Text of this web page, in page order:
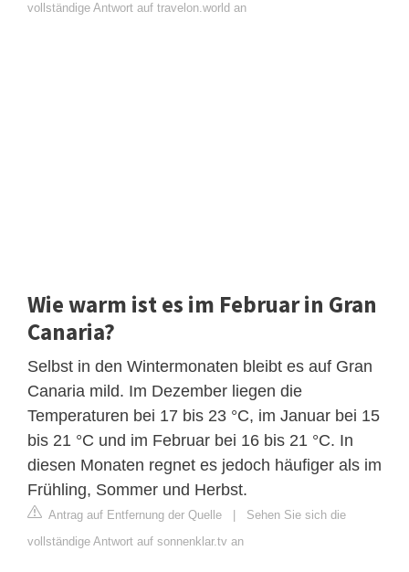
vollständige Antwort auf travelon.world an
Wie warm ist es im Februar in Gran
Canaria?
Selbst in den Wintermonaten bleibt es auf Gran
Canaria mild. Im Dezember liegen die
Temperaturen bei 17 bis 23 °C, im Januar bei 15
bis 21 °C und im Februar bei 16 bis 21 °C. In
diesen Monaten regnet es jedoch häufiger als im
Frühling, Sommer und Herbst.
Antrag auf Entfernung der Quelle
Sehen Sie sich die
vollständige Antwort auf sonnenklar.tv an